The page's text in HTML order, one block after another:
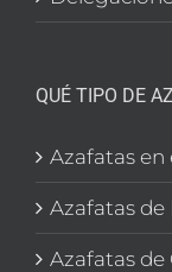
QUÉ TIPO DE
Azafatas en
Azafatas de
Azafatas de